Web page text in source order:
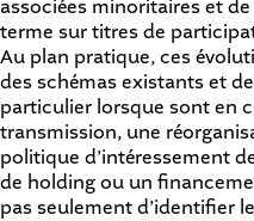
associées minoritaires et
terme sur titres de
Au plan pratique, ces
des schémas existants et
particulier lorsque sont en
transmission, une
politique d’intéressement
de holding ou un
pas seulement d’identifier